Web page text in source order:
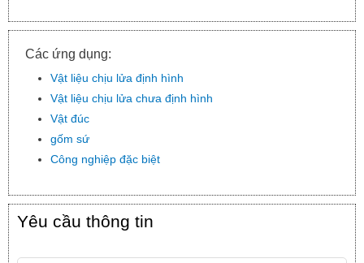
Các ứng dụng:
Vật liệu chịu lửa định hình
Vật liệu chịu lửa chưa định hình
Vật đúc
gốm sứ
Công nghiệp đặc biệt
Yêu cầu thông tin